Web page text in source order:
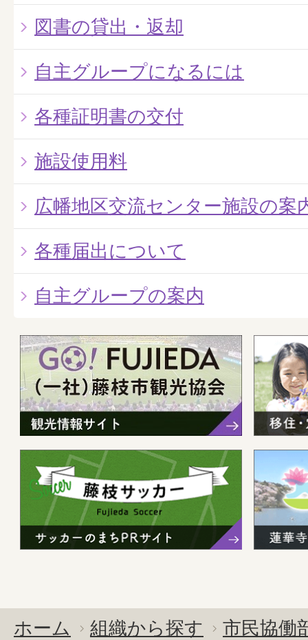
図書の貸出・返却
自主グループになるには
各種証明書の交付
施設使用料
広幡地区交流センター施設の案
各種届出について
自主グループの案内
ホーム 組織から探す
市民協働